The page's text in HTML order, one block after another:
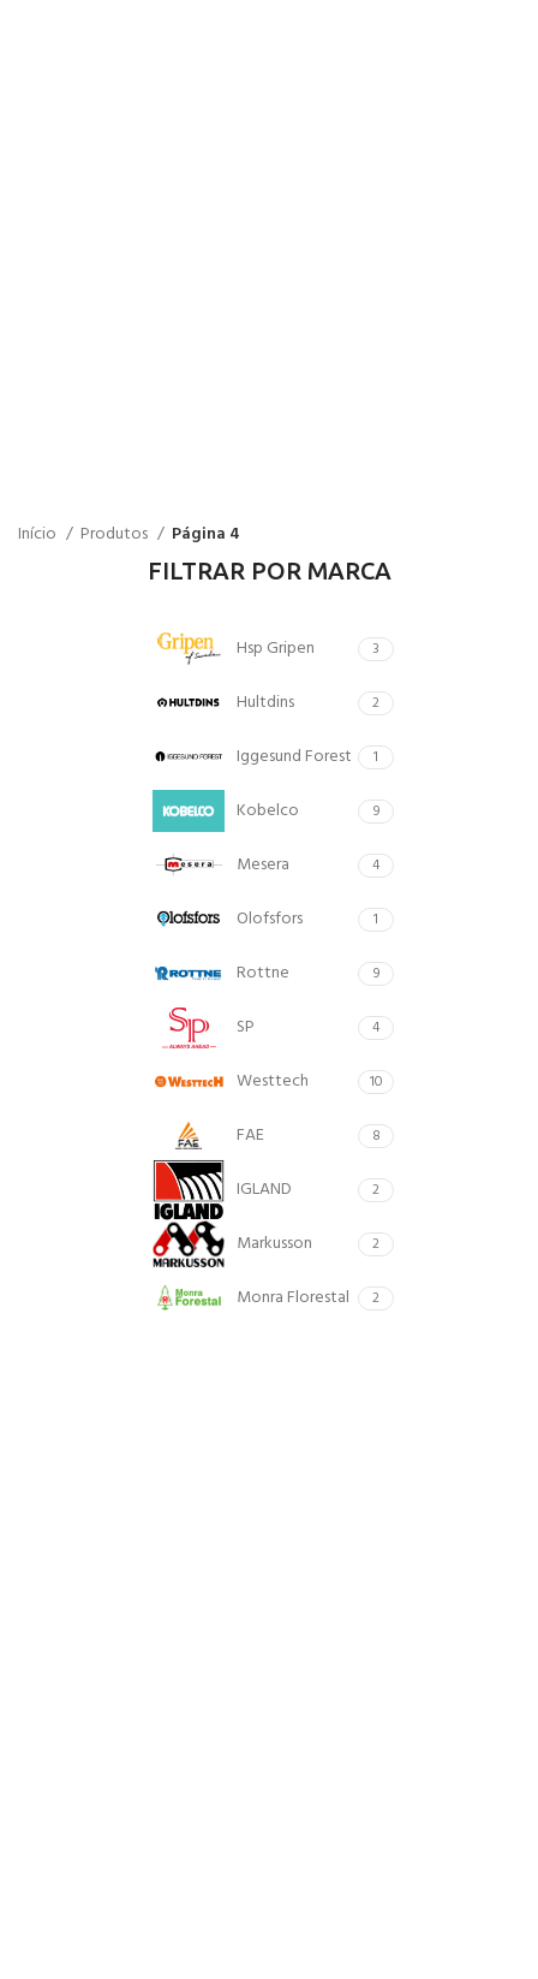
Início Produtos
Página 4
FILTRAR POR MARCA
Hsp Gripen 3
Hultdins 2
Iggesund Forest 1
Kobelco 9
Mesera 4
Olofsfors 1
Rottne 9
SP 4
Westtech 10
FAE 8
IGLAND 2
Markusson 2
Monra Florestal 2